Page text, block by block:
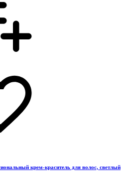
крем-краситель для волос, светлый